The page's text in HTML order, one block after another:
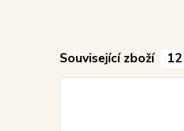
Související zboží 12